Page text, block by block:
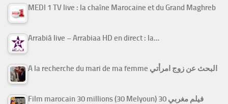
MEDI 1 TV live : la chaîne Marocaine et du Grand Maghreb
Arrabiâ live – Arrabiaa HD en direct : la…
A la recherche du mari de ma femme البحث عن زوج امرأتي
Film marocain 30 millions (30 Melyoun) فيلم مغربي 30